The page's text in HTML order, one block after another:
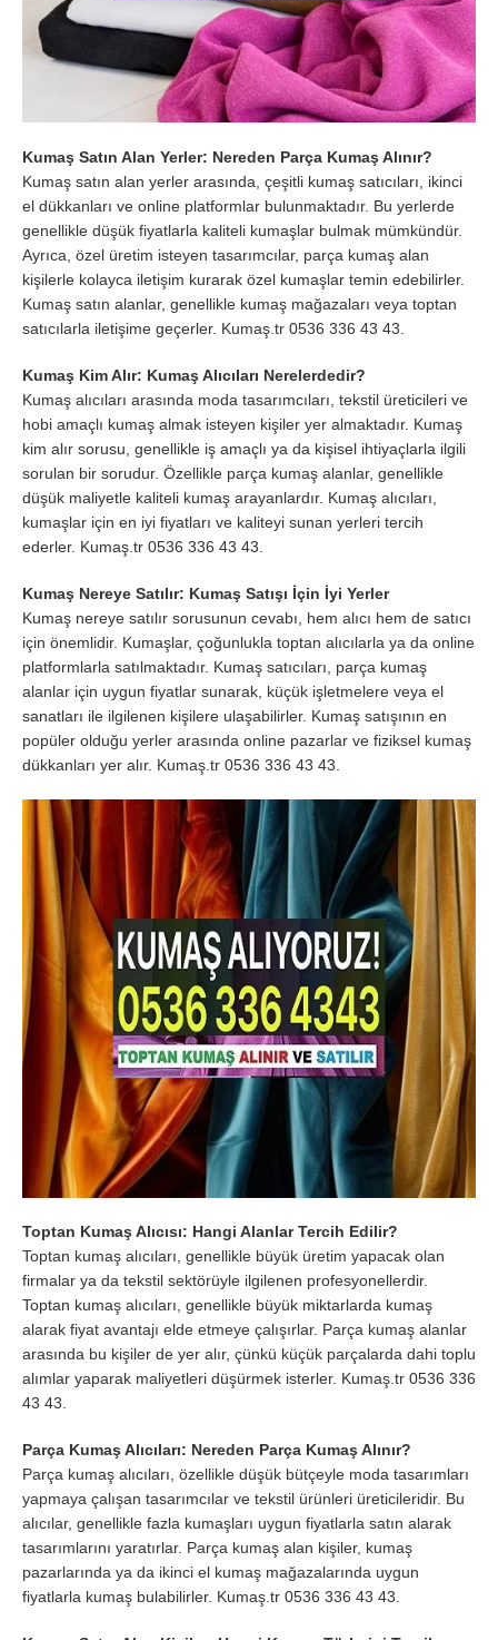
Kumaş Satın Alan Yerler: Nereden Parça Kumaş Alınır?
Kumaş satın alan yerler arasında, çeşitli kumaş satıcıları, ikinci
el dükkanları ve online platformlar bulunmaktadır. Bu yerlerde
genellikle düşük fiyatlarla kaliteli kumaşlar bulmak mümkündür.
Ayrıca, özel üretim isteyen tasarımcılar, parça kumaş alan
kişilerle kolayca iletişim kurarak özel kumaşlar temin edebilirler.
Kumaş satın alanlar, genellikle kumaş mağazaları veya toptan
satıcılarla iletişime geçerler. Kumaş.tr 0536 336 43 43.
Kumaş Kim Alır: Kumaş Alıcıları Nerelerdedir?
Kumaş alıcıları arasında moda tasarımcıları, tekstil üreticileri ve
hobi amaçlı kumaş almak isteyen kişiler yer almaktadır. Kumaş
kim alır sorusu, genellikle iş amaçlı ya da kişisel ihtiyaçlarla ilgili
sorulan bir sorudur. Özellikle parça kumaş alanlar, genellikle
düşük maliyetle kaliteli kumaş arayanlardır. Kumaş alıcıları,
kumaşlar için en iyi fiyatları ve kaliteyi sunan yerleri tercih
ederler. Kumaş.tr 0536 336 43 43.
Kumaş Nereye Satılır: Kumaş Satışı İçin İyi Yerler
Kumaş nereye satılır sorusunun cevabı, hem alıcı hem de satıcı
için önemlidir. Kumaşlar, çoğunlukla toptan alıcılarla ya da online
platformlarla satılmaktadır. Kumaş satıcıları, parça kumaş
alanlar için uygun fiyatlar sunarak, küçük işletmelere veya el
sanatları ile ilgilenen kişilere ulaşabilirler. Kumaş satışının en
popüler olduğu yerler arasında online pazarlar ve fiziksel kumaş
dükkanları yer alır. Kumaş.tr 0536 336 43 43.
Toptan Kumaş Alıcısı: Hangi Alanlar Tercih Edilir?
Toptan kumaş alıcıları, genellikle büyük üretim yapacak olan
firmalar ya da tekstil sektörüyle ilgilenen profesyonellerdir.
Toptan kumaş alıcıları, genellikle büyük miktarlarda kumaş
alarak fiyat avantajı elde etmeye çalışırlar. Parça kumaş alanlar
arasında bu kişiler de yer alır, çünkü küçük parçalarda dahi toplu
alımlar yaparak maliyetleri düşürmek isterler. Kumaş.tr 0536 336
43 43.
Parça Kumaş Alıcıları: Nereden Parça Kumaş Alınır?
Parça kumaş alıcıları, özellikle düşük bütçeyle moda tasarımları
yapmaya çalışan tasarımcılar ve tekstil ürünleri üreticileridir. Bu
alıcılar, genellikle fazla kumaşları uygun fiyatlarla satın alarak
tasarımlarını yaratırlar. Parça kumaş alan kişiler, kumaş
pazarlarında ya da ikinci el kumaş mağazalarında uygun
fiyatlarla kumaş bulabilirler. Kumaş.tr 0536 336 43 43.